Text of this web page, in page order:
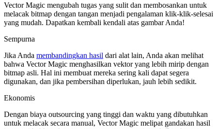
Vector Magic mengubah tugas yang sulit dan membosankan untuk
melacak bitmap dengan tangan menjadi pengalaman klik-klik-selesai
yang mudah. Dapatkan kembali kendali atas gambar Anda!
Sempurna
Jika Anda membandingkan hasil dari alat lain, Anda akan melihat
bahwa Vector Magic menghasilkan vektor yang lebih mirip dengan
bitmap asli. Hal ini membuat mereka sering kali dapat segera
digunakan, dan jika pembersihan diperlukan, jauh lebih sedikit.
Ekonomis
Dengan biaya outsourcing yang tinggi dan waktu yang dibutuhkan
untuk melacak secara manual, Vector Magic melipat gandakan hasil